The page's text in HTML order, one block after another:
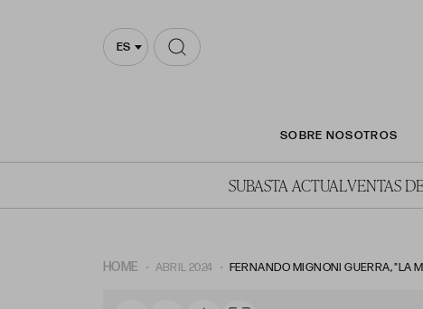
ES
SOBRE NOSOTROS
SUBASTA ACTUALVENTAS
HOME ABRIL 2024 FERNANDO MIGNONI GUERRA, "LA